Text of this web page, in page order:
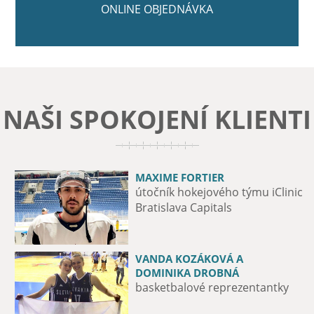
ONLINE OBJEDNÁVKA
NAŠI SPOKOJENÍ KLIENTI
MAXIME FORTIER
útočník hokejového týmu iClinic
Bratislava Capitals
VANDA KOZÁKOVÁ A
DOMINIKA DROBNÁ
basketbalové reprezentantky
JURIJ MEDVEDĚV
fotbalový obránce, ŠK Slovan
MICHAL VALENT
hokejista HK Nitra